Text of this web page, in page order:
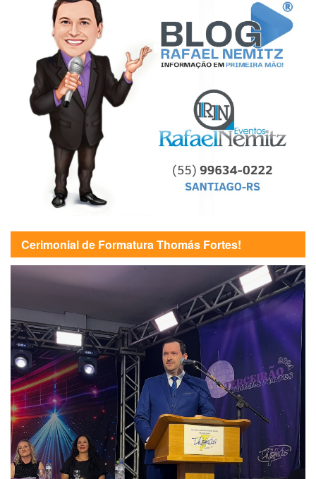
Cerimonial de Formatura Thomás Fortes!